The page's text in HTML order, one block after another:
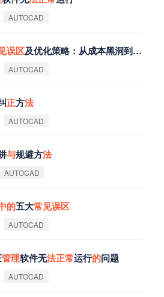
AUTOCAD
误区及优化策略：从成本黑洞到价值引擎
AUTOCAD
正方法
AUTOCAD
与规避方法
AUTOCAD
的五大常见误区
AUTOCAD
管理软件无法正常运行的问题
AUTOCAD